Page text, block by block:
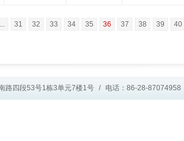
31 32 33 34 35 36 37 38 39 40
路四段53号1栋3单元7楼1号 / 电话：86-28-87074958